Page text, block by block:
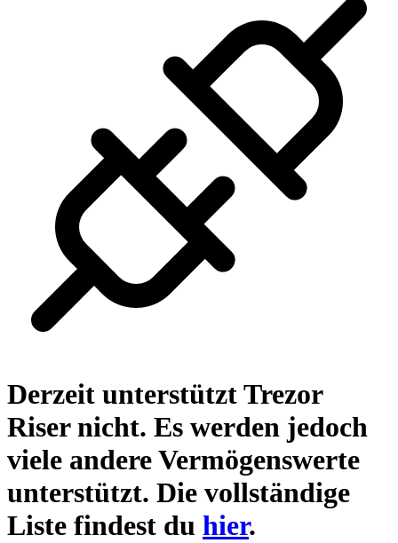
Derzeit unterstützt Trezor
Risernicht. Es werden jedoch
viele andere Vermögenswerte
unterstützt. Die vollständige
Liste findest du hier.